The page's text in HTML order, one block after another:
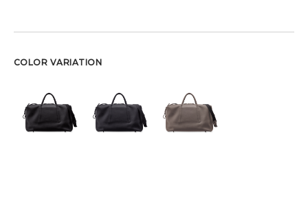
COLOR VARIATION